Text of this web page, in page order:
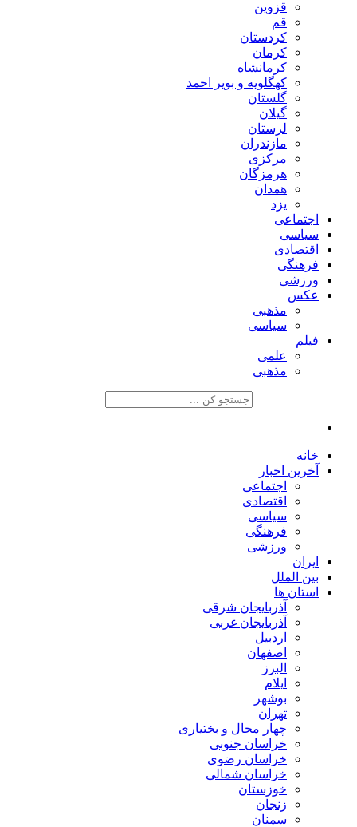
قزوین
قم
کردستان
کرمان
کرمانشاه
کهگلویه و بویر احمد
گلستان
گیلان
لرستان
مازندران
مرکزی
هرمزگان
همدان
یزد
اجتماعی
سیاسی
اقتصادی
فرهنگی
ورزشی
عکس
مذهبی
سیاسی
فیلم
علمی
مذهبی
خانه
آخرین اخبار
اجتماعی
اقتصادی
سیاسی
فرهنگی
ورزشی
ایران
بین الملل
استان ها
آذربایجان شرقی
آذربایجان غربی
اردبیل
اصفهان
البرز
ایلام
بوشهر
تهران
چهار محال و بختیاری
خراسان جنوبی
خراسان رضوی
خراسان شمالی
خوزستان
زنجان
سمنان